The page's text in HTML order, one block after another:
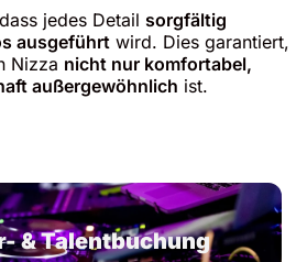
jedes Detail sorgfältig
ausgeführt wird. Dies garantiert,
Nizza nicht nur komfortabel,
außergewöhnlich ist.
& Talentbuchung